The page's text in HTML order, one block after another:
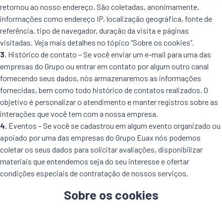
retornou ao nosso endereço. São coletadas, anonimamente,
informações como endereço IP, localização geográfica, fonte de
referência, tipo de navegador, duração da visita e páginas
visitadas. Veja mais detalhes no tópico “Sobre os cookies”.
3. Histórico de contato – Se você enviar um e-mail para uma das
empresas do Grupo ou entrar em contato por algum outro canal
fornecendo seus dados, nós armazenaremos as informações
fornecidas, bem como todo histórico de contatos realizados. O
objetivo é personalizar o atendimento e manter registros sobre as
interações que você tem com a nossa empresa.
4. Eventos – Se você se cadastrou em algum evento organizado ou
apoiado por uma das empresas do Grupo Euax nós podemos
coletar os seus dados para solicitar avaliações, disponibilizar
materiais que entendemos seja do seu interesse e ofertar
condições especiais de contratação de nossos serviços.
Sobre os cookies